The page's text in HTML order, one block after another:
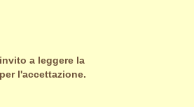
a leggere la
l'accettazione.